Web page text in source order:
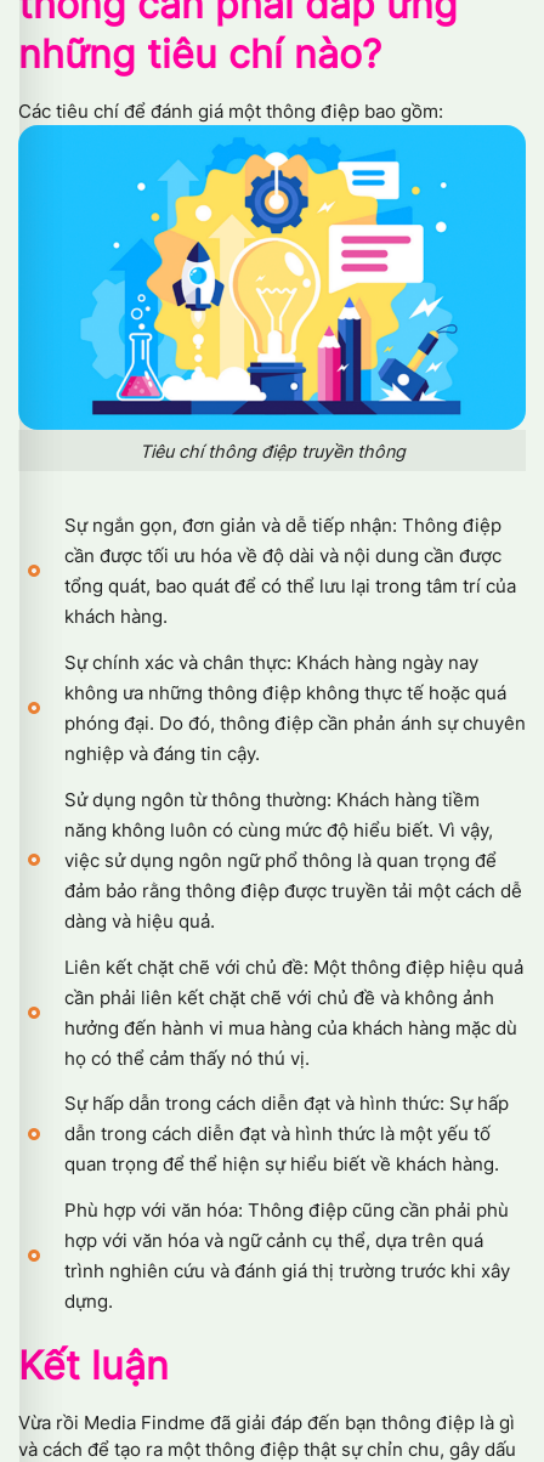
những tiêu chí nào?
Các tiêu chí để đánh giá một thông điệp bao gồm:
Tiêu chí thông điệp truyền thông
Sự ngắn gọn, đơn giản và dễ tiếp nhận: Thông điệp
cần được tối ưu hóa về độ dài và nội dung cần được
tổng quát, bao quát để có thể lưu lại trong tâm trí của
khách hàng.
Sự chính xác và chân thực: Khách hàng ngày nay
không ưa những thông điệp không thực tế hoặc quá
phóng đại. Do đó, thông điệp cần phản ánh sự chuyên
nghiệp và đáng tin cậy.
Sử dụng ngôn từ thông thường: Khách hàng tiềm
năng không luôn có cùng mức độ hiểu biết. Vì vậy,
việc sử dụng ngôn ngữ phổ thông là quan trọng để
đảm bảo rằng thông điệp được truyền tải một cách dễ
dàng và hiệu quả.
Liên kết chặt chẽ với chủ đề: Một thông điệp hiệu quả
cần phải liên kết chặt chẽ với chủ đề và không ảnh
hưởng đến hành vi mua hàng của khách hàng mặc dù
họ có thể cảm thấy nó thú vị.
Sự hấp dẫn trong cách diễn đạt và hình thức: Sự hấp
dẫn trong cách diễn đạt và hình thức là một yếu tố
quan trọng để thể hiện sự hiểu biết về khách hàng.
Phù hợp với văn hóa: Thông điệp cũng cần phải phù
hợp với văn hóa và ngữ cảnh cụ thể, dựa trên quá
trình nghiên cứu và đánh giá thị trường trước khi xây
dựng.
Kết luận
Vừa rồi Media Findme đã giải đáp đến bạn thông điệp là gì
và cách để tạo ra một thông điệp thật sự chỉn chu, gây dấu